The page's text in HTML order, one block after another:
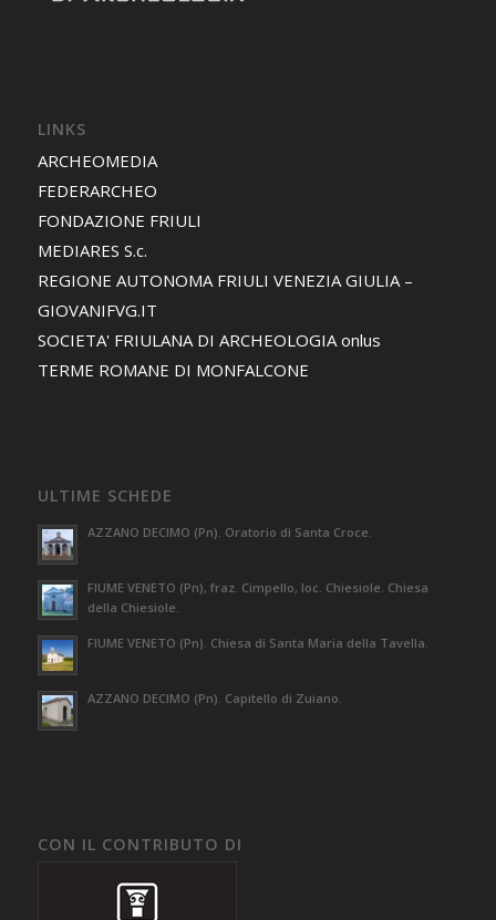
LINKS
ARCHEOMEDIA
FEDERARCHEO
FONDAZIONE FRIULI
MEDIARES S.c.
REGIONE AUTONOMA FRIULI VENEZIA GIULIA –
GIOVANIFVG.IT
SOCIETA' FRIULANA DI ARCHEOLOGIA onlus
TERME ROMANE DI MONFALCONE
ULTIME SCHEDE
AZZANO DECIMO (Pn). Oratorio di Santa Croce.
FIUME VENETO (Pn), fraz. Cimpello, loc. Chiesiole. Chiesa
della Chiesiole.
FIUME VENETO (Pn). Chiesa di Santa Maria della Tavella.
AZZANO DECIMO (Pn). Capitello di Zuiano.
CON IL CONTRIBUTO DI